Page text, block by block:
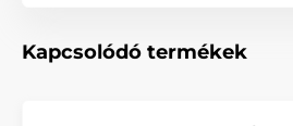
Kapcsolódó termékek